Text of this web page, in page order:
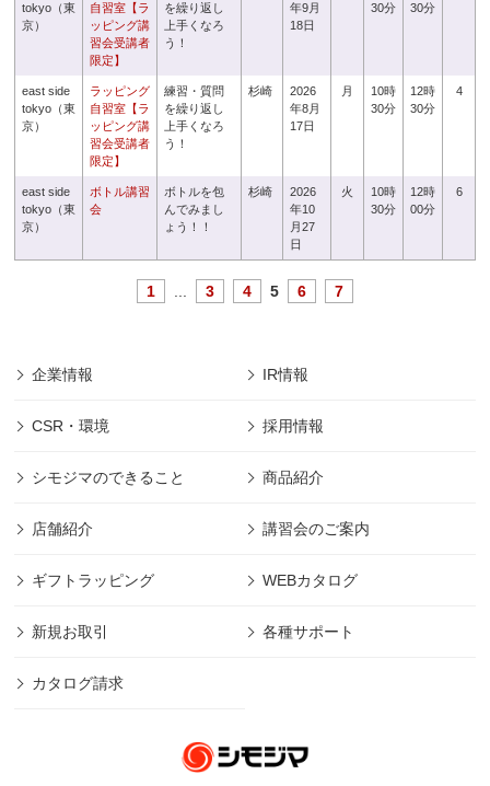
tokyo（東
京）
自習室【ラ
ッピング講
習会受講者
限定】
を繰り返し
上手くなろ
う！
年9月
18日
30分
30分
east side
tokyo（東
京）
ラッピング
自習室【ラ
ッピング講
習会受講者
限定】
練習・質問
を繰り返し
上手くなろ
う！
杉崎
2026
年8月
17日
月
10時
30分
12時
30分
4
east side
tokyo（東
京）
ボトル講習
会
ボトルを包
んでみまし
ょう！！
杉崎
2026
年10
月27
日
火
10時
30分
12時
00分
6
1 3 4 5 6 7
企業情報 IR情報
CSR・環境 採用情報
シモジマのできること 商品紹介
店舗紹介 講習会のご案内
ギフトラッピング WEBカタログ
新規お取引 各種サポート
カタログ請求